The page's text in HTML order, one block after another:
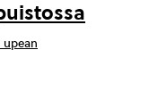
upean